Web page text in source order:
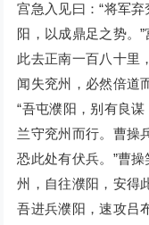
宫急入见曰：“将军
阳，以成鼎足之势。
此去正南一百八十里
闻失兖州，必然倍道
“吾屯濮阳，别有良
兰守兖州而行。曹操
恐此处有伏兵。”曹
州，自往濮阳，安得
吾进兵濮阳，速攻吕